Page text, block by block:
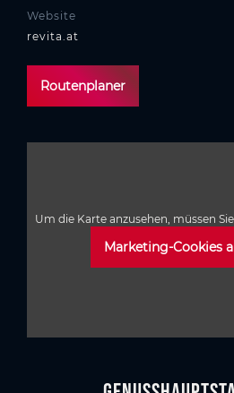
Website
revita.at
Routenplaner
Um die Karte anzusehen, müssen
Marketing-Cookies